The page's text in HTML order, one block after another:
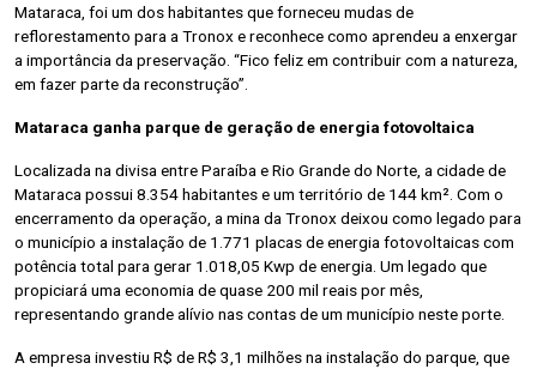
Mataraca, foi um dos habitantes que forneceu mudas de
reflorestamento para a Tronox e reconhece como aprendeu a enxergar
a importância da preservação. “Fico feliz em contribuir com a natureza,
em fazer parte da reconstrução”.
Mataraca ganha parque de geração de energia fotovoltaica
Localizada na divisa entre Paraíba e Rio Grande do Norte, a cidade de
Mataraca possui 8.354 habitantes e um território de 144 km². Com o
encerramento da operação, a mina da Tronox deixou como legado para
o município a instalação de 1.771 placas de energia fotovoltaicas com
potência total para gerar 1.018,05 Kwp de energia. Um legado que
propiciará uma economia de quase 200 mil reais por mês,
representando grande alívio nas contas de um município neste porte.
A empresa investiu R$ de R$ 3,1 milhões na instalação do parque, que